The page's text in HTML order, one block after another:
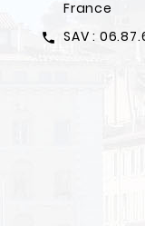
France
call SAV :